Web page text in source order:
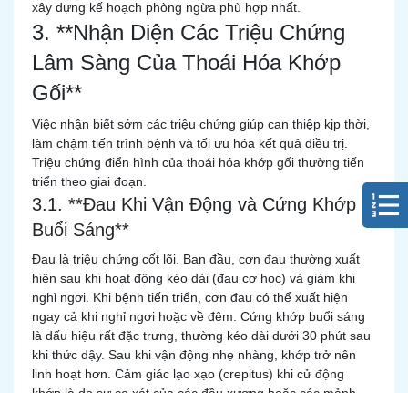
xây dựng kế hoạch phòng ngừa phù hợp nhất.
3. **Nhận Diện Các Triệu Chứng
Lâm Sàng Của Thoái Hóa Khớp
Gối**
Việc nhận biết sớm các triệu chứng giúp can thiệp kịp thời,
làm chậm tiến trình bệnh và tối ưu hóa kết quả điều trị.
Triệu chứng điển hình của thoái hóa khớp gối thường tiến
triển theo giai đoạn.
3.1. **Đau Khi Vận Động và Cứng Khớp
Buổi Sáng**
Đau là triệu chứng cốt lõi. Ban đầu, cơn đau thường xuất
hiện sau khi hoạt động kéo dài (đau cơ học) và giảm khi
nghỉ ngơi. Khi bệnh tiến triển, cơn đau có thể xuất hiện
ngay cả khi nghỉ ngơi hoặc về đêm. Cứng khớp buổi sáng
là dấu hiệu rất đặc trưng, thường kéo dài dưới 30 phút sau
khi thức dậy. Sau khi vận động nhẹ nhàng, khớp trở nên
linh hoạt hơn. Cảm giác lạo xạo (crepitus) khi cử động